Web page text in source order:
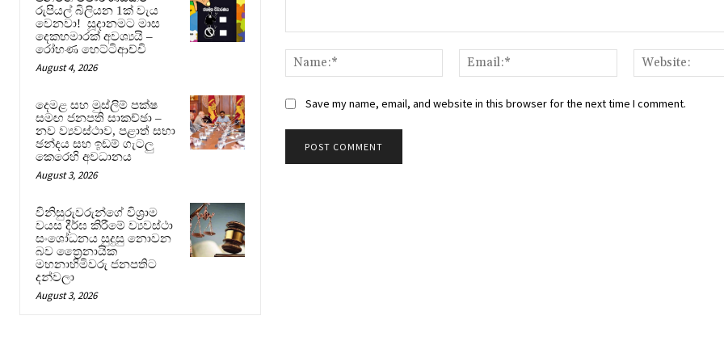
රුපියල් බිලියන 1ක් වැය
වෙනවා! සූදානමට මාස
දෙකහමාරක් අවශ්‍යයි –
රෝහණ හෙට්ටිආච්චි
August 4, 2026
දෙමළ සහ මුස්ලිම් පක්ෂ
සමඟ ජනපති සාකච්ඡා –
නව ව්‍යවස්ථාව, පළාත් සභා
ඡන්දය සහ ඉඩම් ගැටලු
කෙරෙහි අවධානය
August 3, 2026
විනිසුරුවරුන්ගේ විශ්‍රාම
වයස දීර්ඝ කිරීමේ ව්‍යවස්ථා
සංශෝධනය සුදුසු නොවන
බව ත්‍රෛනායික
මහනාහිමිවරු ජනපතිට
දන්වලා
August 3, 2026
Name:*
Email:*
Save my name, email, and website in this browser for the next time I comment.